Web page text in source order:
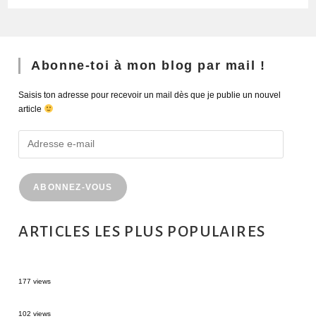
Abonne-toi à mon blog par mail !
Saisis ton adresse pour recevoir un mail dès que je publie un nouvel
article
ABONNEZ-VOUS
ARTICLES LES PLUS POPULAIRES
177 views
102 views